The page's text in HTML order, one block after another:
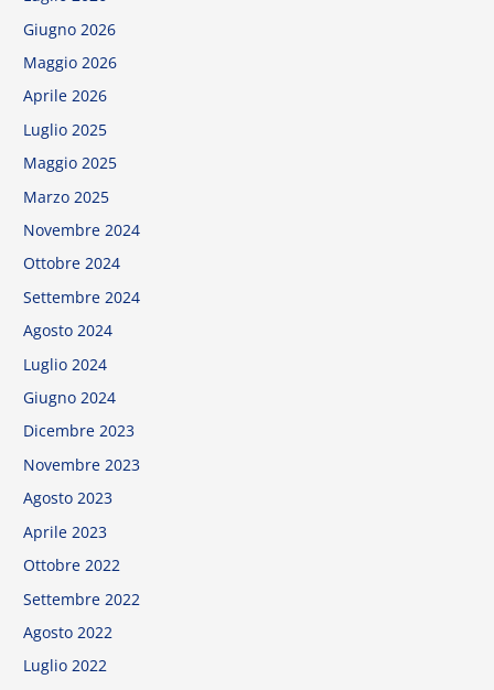
Ottobre 2024
Settembre 2024
Agosto 2024
Luglio 2024
Giugno 2024
Dicembre 2023
Novembre 2023
Agosto 2023
Aprile 2023
Ottobre 2022
Settembre 2022
Agosto 2022
Luglio 2022
Giugno 2022
Novembre 2021
Ottobre 2021
Luglio 2021
Categorie
Carriera
Concorsi